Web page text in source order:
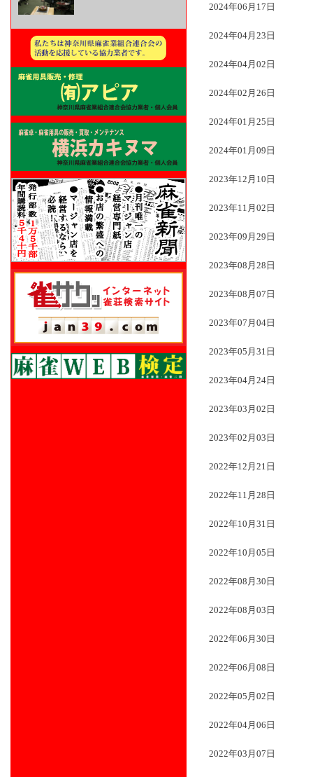
2024年06月17日
2024年04月23日
2024年04月02日
2024年02月26日
2024年01月25日
2024年01月09日
2023年12月10日
2023年11月02日
2023年09月29日
2023年08月28日
2023年08月07日
2023年07月04日
2023年05月31日
2023年04月24日
2023年03月02日
2023年02月03日
2022年12月21日
2022年11月28日
2022年10月31日
2022年10月05日
2022年08月30日
2022年08月03日
2022年06月30日
2022年06月08日
2022年05月02日
2022年04月06日
2022年03月07日